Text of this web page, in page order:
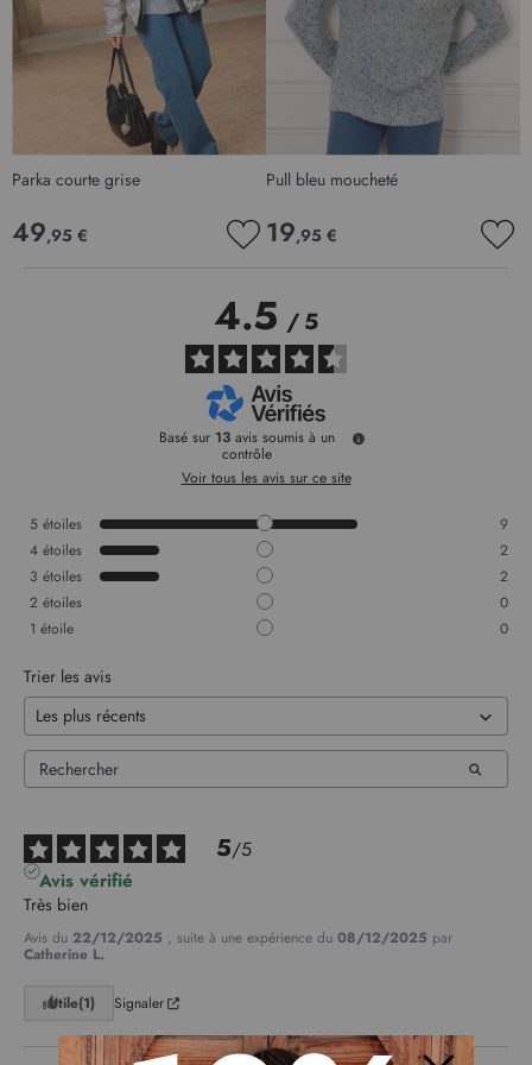
Parka courte grise
49,95 €
MA
LISTE
D’ENVIE
Pull bleu moucheté
19,95 €
4.5/5
Basé sur 13 avis soumis à un
contrôle
Voir tous les avis sur ce site
5 étoiles
9
4 étoiles
2
3 étoiles
2
2 étoiles
0
1 étoile 0
Trier les avis
5/5
Avis vérifié
Très bien
Avis du 22/12/2025 , suite à une expérience du 08/12/2025 par
Catherine L.
Utile(1) Signaler